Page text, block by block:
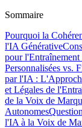
Sommaire
Pourquoi la
l'IA Générative
pour
Personnalisées vs.
par l'IA :
et Légales de
de la Voix de
Autonomes
l'IA à la Voix de